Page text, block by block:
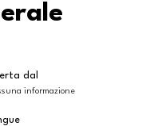
dal
informazione